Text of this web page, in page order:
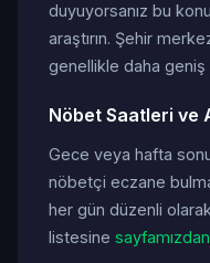
duyuyorsanız bu
araştırın. Şehir
genellikle daha
Nöbet Saatleri ve
Gece veya hafta
nöbetçi eczane
her gün düzenli
listesine sayfamızdan